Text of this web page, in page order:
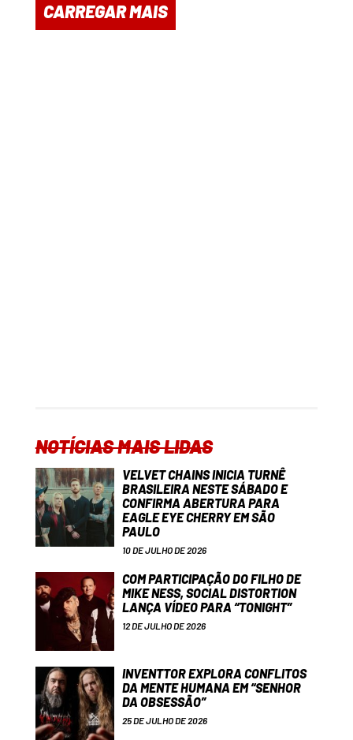
CARREGAR MAIS
NOTÍCIAS MAIS LIDAS
VELVET CHAINS INICIA TURNÊ
BRASILEIRA NESTE SÁBADO E
CONFIRMA ABERTURA PARA
EAGLE EYE CHERRY EM SÃO
PAULO
10 DE JULHO DE 2026
COM PARTICIPAÇÃO DO FILHO DE
MIKE NESS, SOCIAL DISTORTION
LANÇA VÍDEO PARA “TONIGHT”
12 DE JULHO DE 2026
INVENTTOR EXPLORA CONFLITOS
DA MENTE HUMANA EM “SENHOR
DA OBSESSÃO”
25 DE JULHO DE 2026